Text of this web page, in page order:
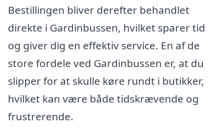
Bestillingen bliver derefter behandlet
direkte i Gardinbussen, hvilket sparer tid
og giver dig en effektiv service. En af de
store fordele ved Gardinbussen er, at du
slipper for at skulle køre rundt i butikker,
hvilket kan være både tidskrævende og
frustrerende.